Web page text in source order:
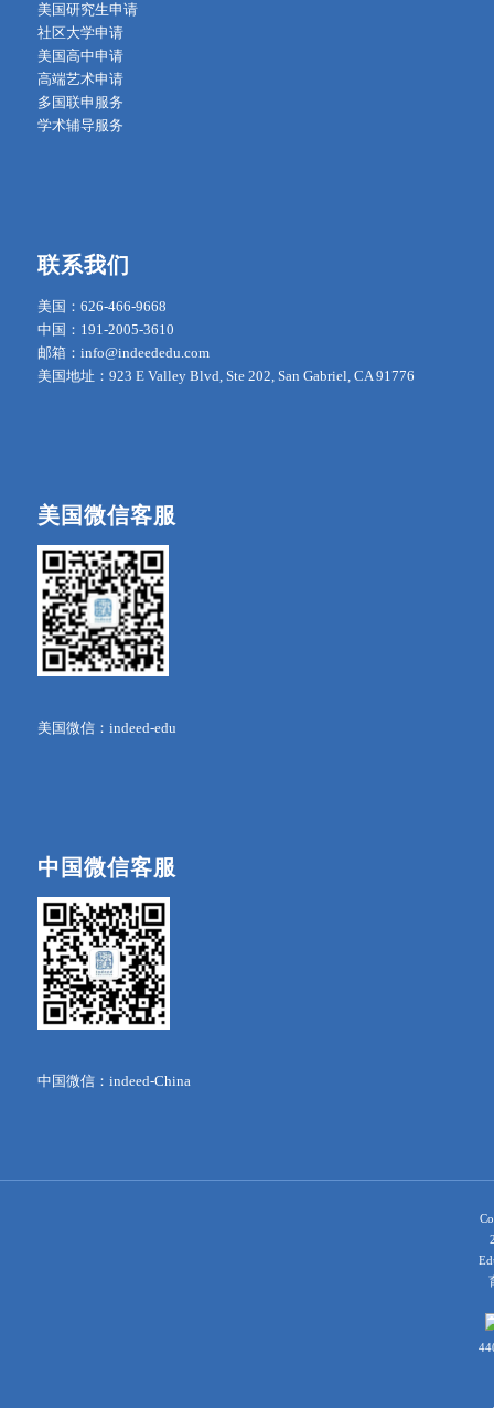
美国研究生申请
社区大学申请
美国高中申请
高端艺术申请
多国联申服务
学术辅导服务
联系我们
美国：626-466-9668
中国：191-2005-3610
邮箱：info@indeededu.com
美国地址：923 E Valley Blvd, Ste 202, San Gabriel, CA 91776
美国微信客服
美国微信：indeed-edu
中国微信客服
中国微信：indeed-China